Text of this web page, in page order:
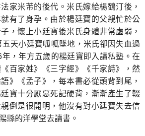
家米芾的後代。米氏嫁給楊鶴汀後，
有了身孕。由於楊廷寶的父親忙於公
，懷上小廷寶後米氏身體非常虛弱，
天小廷寶呱呱墜地，米氏卻因失血過
年，年方五歲的楊廷寶即入讀私塾。在
百家姓》《三字經》《千家詩》，然
》《孟子》，每本書必從頭背到尾，
寶十分厭惡死記硬背，漸漸產生了輟
倒是很開明，他沒有對小廷寶失去信
縣的洋學堂去讀書。